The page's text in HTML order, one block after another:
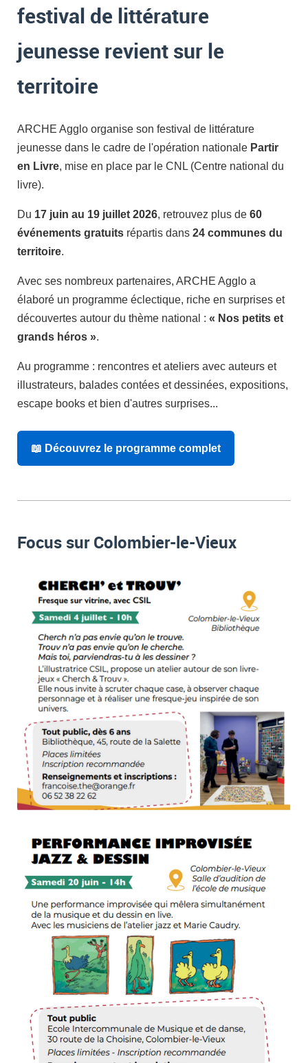
festival de littérature
jeunesse revient sur le
territoire
ARCHE Agglo organise son festival de littérature
jeunesse dans le cadre de l'opération nationale Partir
en Livre, mise en place par le CNL (Centre national du
livre).
Du 17 juin au 19 juillet 2026, retrouvez plus de 60
événements gratuits répartis dans 24 communes du
territoire.
Avec ses nombreux partenaires, ARCHE Agglo a
élaboré un programme éclectique, riche en surprises et
découvertes autour du thème national : « Nos petits et
grands héros ».
Au programme : rencontres et ateliers avec auteurs et
illustrateurs, balades contées et dessinées, expositions,
escape books et bien d'autres surprises...
📖 Découvrez le programme complet
Focus sur Colombier-le-Vieux